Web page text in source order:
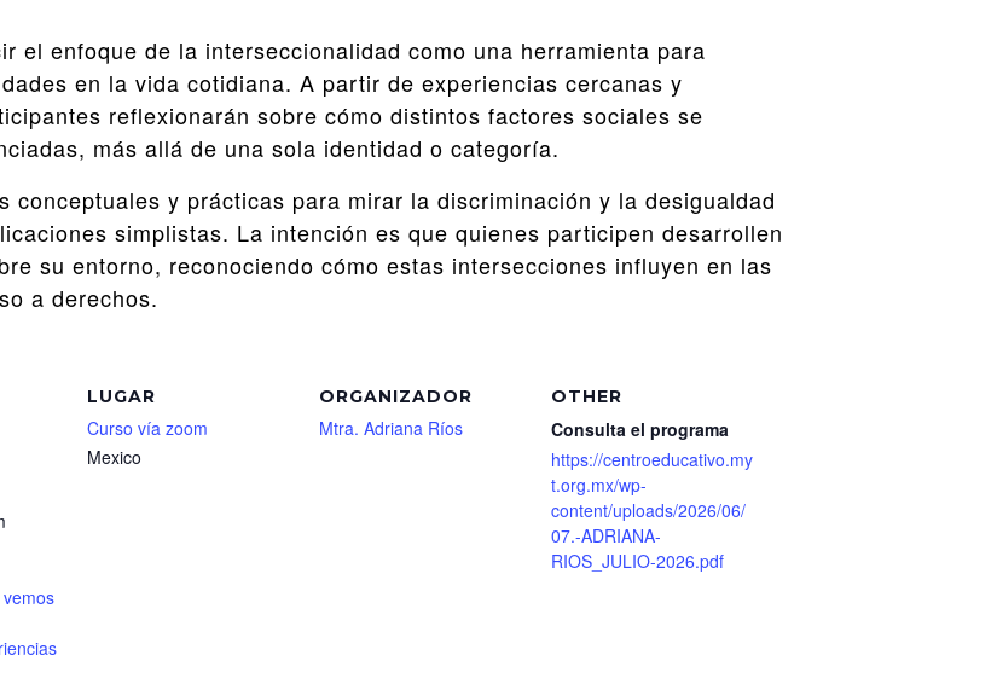
el enfoque de la interseccionalidad como una herramienta para
en la vida cotidiana. A partir de experiencias cercanas y
reflexionarán sobre cómo distintos factores sociales se
más allá de una sola identidad o categoría.
conceptuales y prácticas para mirar la discriminación y la desigualdad
simplistas. La intención es que quienes participen desarrollen
su entorno, reconociendo cómo estas intersecciones influyen en las
a derechos.
LUGAR
Curso vía zoom
Mexico
ORGANIZADOR
Mtra. Adriana Ríos
OTHER
Consulta el programa
https://centroeducativo.my
t.org.mx/wp-
content/uploads/2026/06/
07.-ADRIANA-
RIOS_JULIO-2026.pdf